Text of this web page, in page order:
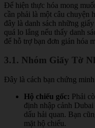
Để hiện thực hóa mong
cần phải là một câu chuyện
đây là danh sách những
quá lo lắng nếu thấy danh
để hỗ trợ bạn đơn giản hóa
3.1. Nhóm Giấy Tờ
Đây là cách bạn chứng
Hộ chiếu gốc: Phải
định nhập cảnh
dấu hải quan. Bạn
mặt hộ chiếu.